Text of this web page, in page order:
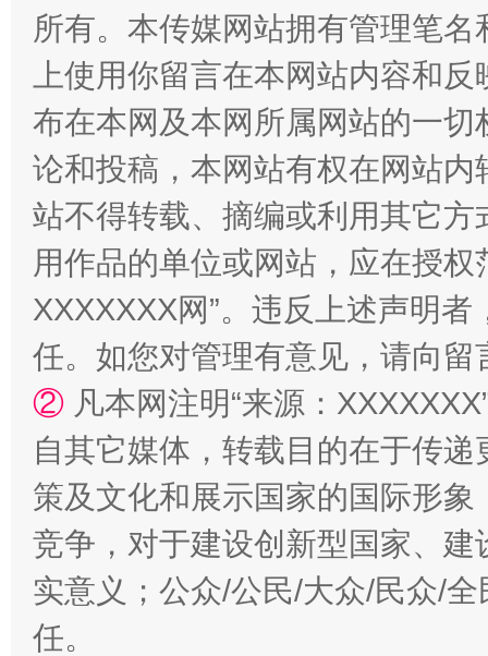
站台名比不上好声名
漫山遍野的桃花与雪山、麦地、白藏房
所有。本传媒网站拥有管理笔
上使用你留言在本网站内容和
布在本网及本网所属网站的一
论和投稿，本网站有权在网站
站不得转载、摘编或利用其它
用作品的单位或网站，应在授
XXXXXXX网”。违反上述声明
任。如您对管理有意见，请向
② 凡本网注明“来源：
自其它媒体，转载目的在于传
策及文化和展示国家的国际形
竞争，对于建设创新型国家、
实意义；公众/公民/大众/民众/
任。